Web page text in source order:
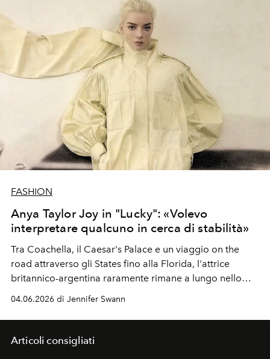
FASHION
Anya Taylor Joy in "Lucky": «Volevo
interpretare qualcuno in cerca di stabilità»
Tra Coachella, il Caesar's Palace e un viaggio on the
road attraverso gli States fino alla Florida, l'attrice
britannico-argentina raramente rimane a lungo nello
interpretare qualcuno che volesse restare fermo,
mettere radici e creare qualche tipo di legame in cui non
sentire che il terreno sta per crollarti sotto i piedi».
04.06.2026 di Jennifer Swann
Articoli consigliati